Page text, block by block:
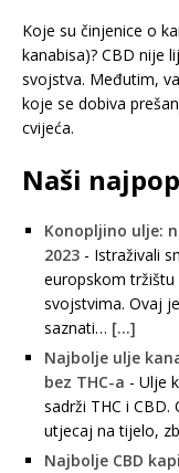
Koje su činjenice o
kanabisa)? CBD nije
svojstva. Međutim,
koje se dobiva
cvijeća.
Naši
Konopljino ulje:
2023 - Istraživali
europskom
svojstvima. Ovaj
saznati… [...]
Najbolje ulje
bez THC-a - Ulje
sadrži THC i
utjecaj na tijelo,
Najbolje CBD